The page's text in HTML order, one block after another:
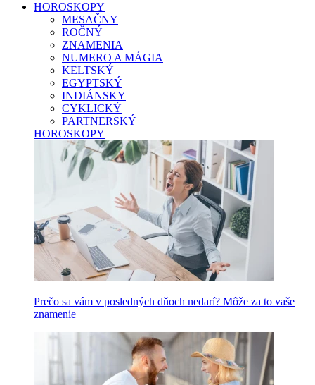
HOROSKOPY
MESAČNY
ROČNÝ
ZNAMENIA
NUMERO A MÁGIA
KELTSKÝ
EGYPTSKÝ
INDIÁNSKY
CYKLICKÝ
PARTNERSKÝ
HOROSKOPY
Prečo sa vám v posledných dňoch nedarí? Môže za to vaše
znamenie